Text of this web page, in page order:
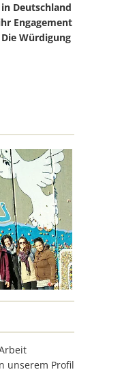
Deutschland
Engagement
Würdigung
unserem Profil